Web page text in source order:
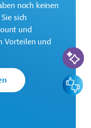
zur
noch keinen
sich
und
Vorteilen und
KI-